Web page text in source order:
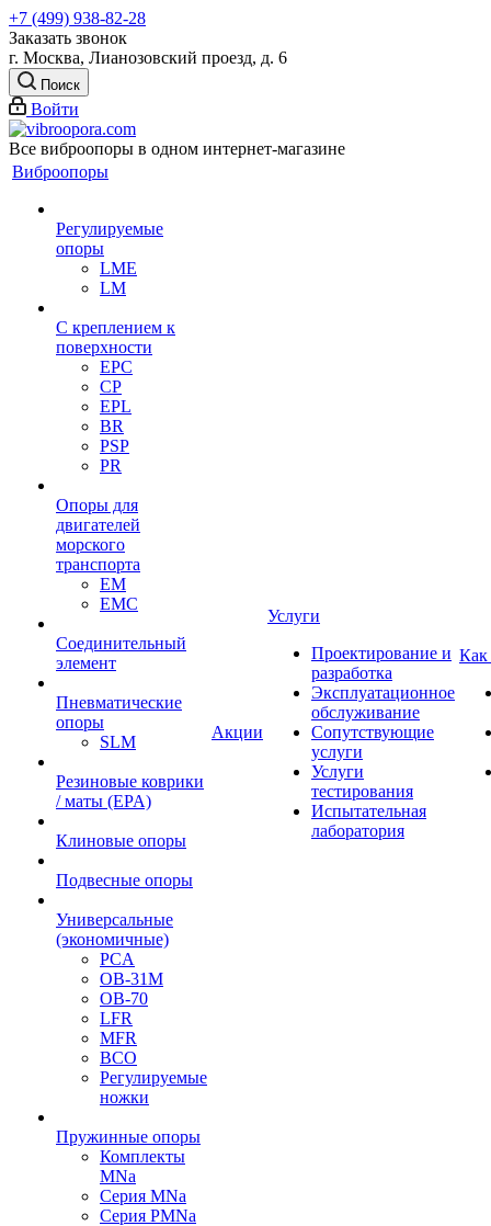
+7 (499) 938-82-28
Заказать звонок
г. Москва, Лианозовский проезд, д. 6
Поиск
Войти
Все виброопоры в одном интернет-магазине
Виброопоры
Регулируемые
опоры
LME
LM
С креплением к
поверхности
EPC
CP
EPL
BR
PSP
PR
Опоры для
двигателей
морского
транспорта
EM
EMC
Cоединительный
элемент
Пневматические
опоры
SLM
Резиновые коврики
/ маты (EPA)
Клиновые опоры
Подвесные опоры
Универсальные
(экономичные)
PCA
ОВ-31М
OB-70
LFR
MFR
ВСО
Регулируемые
ножки
Пружинные опоры
Комплекты
MNa
Серия MNa
Серия PMNa
Акции
Услуги
Проектирование и
разработка
Эксплуатационное
обслуживание
Сопутствующие
услуги
Услуги
тестирования
Испытательная
лаборатория
Как